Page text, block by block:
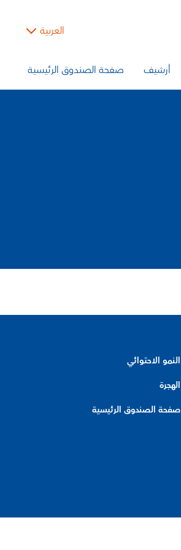
العربية
أرشيف صفحة الصندوق الرئيسية
النمو الاحتوائي
الهجرة
صفحة الصندوق الرئيسية